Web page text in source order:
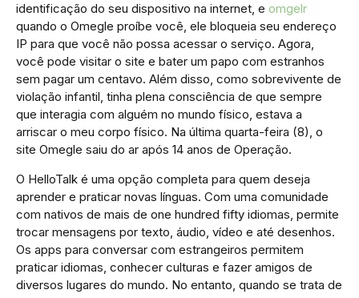
identificação do seu dispositivo na internet, e omgelr
quando o Omegle⁢ proíbe você, ele ‌bloqueia seu endereço
IP para que você não possa acessar o serviço. Agora,
você pode visitar o site e bater um papo com estranhos
sem pagar um centavo. Além disso, como sobrevivente de
violação infantil, tinha plena consciência de que sempre
que interagia com alguém no mundo físico, estava a
arriscar o meu corpo físico. Na última quarta-feira (8), o
site Omegle saiu do ar após 14 anos de Operação.
O HelloTalk é uma opção completa para quem deseja
aprender e praticar novas línguas. Com uma comunidade
com nativos de mais de one hundred fifty idiomas, permite
trocar mensagens por texto, áudio, vídeo e até desenhos.
Os apps para conversar com estrangeiros permitem
praticar idiomas, conhecer culturas e fazer amigos de
diversos lugares do mundo. No entanto, quando se trata de